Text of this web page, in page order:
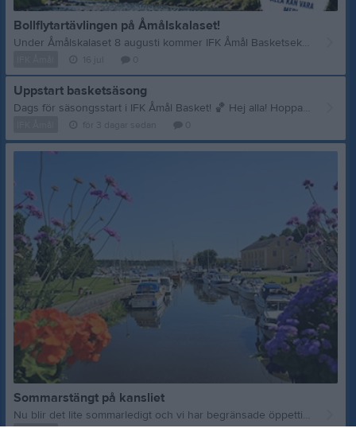
Bollflytartävlingen på Åmålskalaset!
Under Åmålskalaset 8 augusti kommer IFK Åmål Basketsektion att hålla i bollflytartävlingen igen, och om ni vill paxa några nummer redan nu så går det bra att göra det hos Intersport och Åmåls turistbyrå! På Åmålskalaset kan ni också köpa nummer i IFK Åmål Baskets område i Plantaget där de visar upp sig. Varje boll kostar 25 kronor. Om din boll är en av de första i mål när de släpps kl. 16.15 kan du vinna fina priser! I skrivande stund har följande sponsrat vinster: - ELON - Intersport - ICA Supermarket Lejonet - Åmåls Bokhandel - Åmåls Stadshotell - By Cazandra Vill du eller ditt företag också sponsra med vinster till bollflytartävlingen? Mejla basket@ifkamal.com så återkommer någon till dig inom kort! Trevlig sommar!
Uppstart basketsäsong
Dags för säsongsstart i IFK Åmål Basket! 🏀 Hej alla! Hoppas ni har haft en riktigt bra sommar och är laddade för mer basket. Nu i samband med skolstarten drar vi äntligen igång med träningarna igen! Eftersom seriespelet börjar redan i september gäller det att vi kommer i form snabbt. Vi hoppas därför att så många som möjligt är riktigt spelsugna och redo att köra igång. Kommande uppstartsträningar Vi arbetar just nu med att boka in en gemensam "uppstartsträning" redan nu på torsdag, och vi siktar även på att få till ytterligare ett pass nästa vecka för alla. Håll utkik här på laget.se för mer information och kallelser kring dessa extrapass! Ordinarie träningstider för hösten När det ordinarie schemat rullar igång är det följande tider och hallar som gäller. Vi kommer att blanda åldrar på passen och delar sedan upp träningen på plats utifrån hur många vi blir. Vår förhoppning är att alla har möjlighet att delta på minst två träningar i veckan. * Måndagar: 16:30 – 18:00 på Röspark * Onsdagar: 16:30 – 18:00 på Kristineberg (halv hall) * Torsdagar: 16:30 – 20:00 på Kristineberg (två pass) * Fredagar: 16:30 – 18:00 på Röspark Vi ser fram emot en fantastisk säsong tillsammans. Vi ses i hallen!
Sommarstängt på kansliet
Nu blir det lite sommarledigt och vi har begränsade öppettider på kansliet fram till 10 augusti, men nås på mejl och telefon som vanligt! Ha en fortsatt trevlig sommar!